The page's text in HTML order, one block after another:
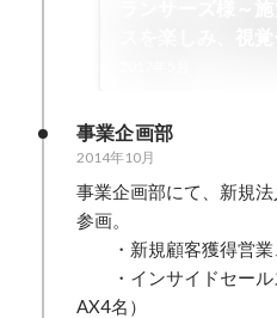
ば"正解"にたどり
ルケトブログ｜
ィングオートメー
らMarketo
事業企画部
2014年10月
事業企画部にて、新規
参画。
・新規顧客獲得営業
・インサイドセール
AX4名）